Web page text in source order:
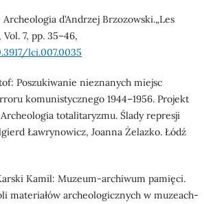
d’Andrzej Brzozowski.„Les
7, pp. 35–46,
lci.007.0035
Poszukiwanie nieznanych miejsc
komunistycznego 1944–1956. Projekt
totalitaryzmu. Ślady represji
Ławrynowicz, Joanna Żelazko. Łódź
Kamil: Muzeum-archiwum pamięci.
materiałów archeologicznych w muzeach-